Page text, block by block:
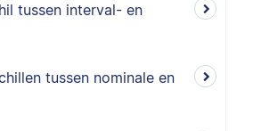
tussen interval- en
tussen nominale en